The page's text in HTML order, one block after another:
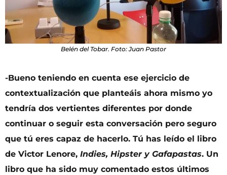
Belén del Tobar. Foto: Juan Pastor
-Bueno teniendo en cuenta ese ejercicio de
contextualización que planteáis ahora mismo yo
tendría dos vertientes diferentes por donde
continuar o seguir esta conversación pero seguro
que tú eres capaz de hacerlo. Tú has leído el libro
de Victor Lenore, Indies, Hipster y Gafapastas. Un
libro que ha sido muy comentado estos últimos